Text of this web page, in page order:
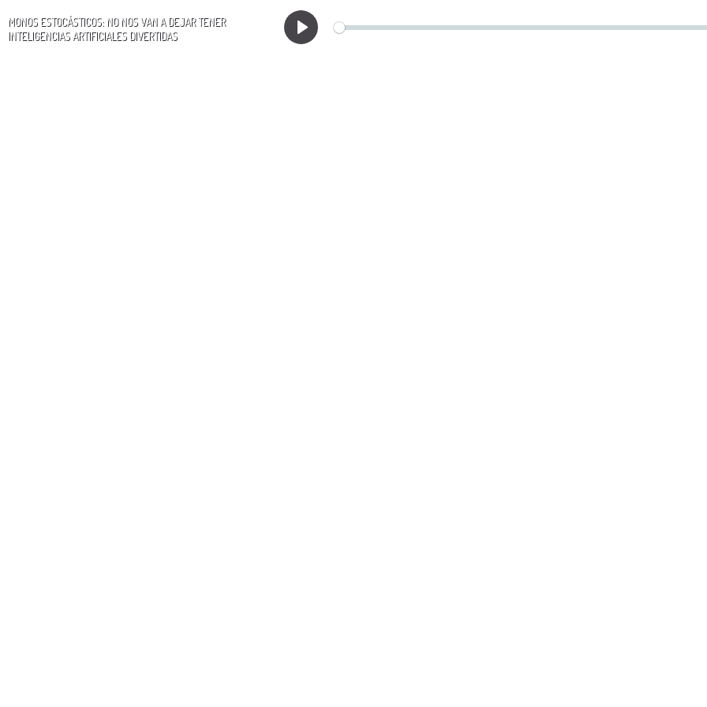
MONOS ESTOCÁSTICOS: NO NOS VAN A DEJAR TENER
INTELIGENCIAS ARTIFICIALES DIVERTIDAS
Play